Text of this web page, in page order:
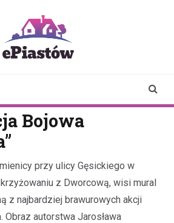
Bojowa
przy ulicy Gęsickiego w
z Dworcową, wisi mural
z najbardziej brawurowych akcji
autorstwa Jarosława